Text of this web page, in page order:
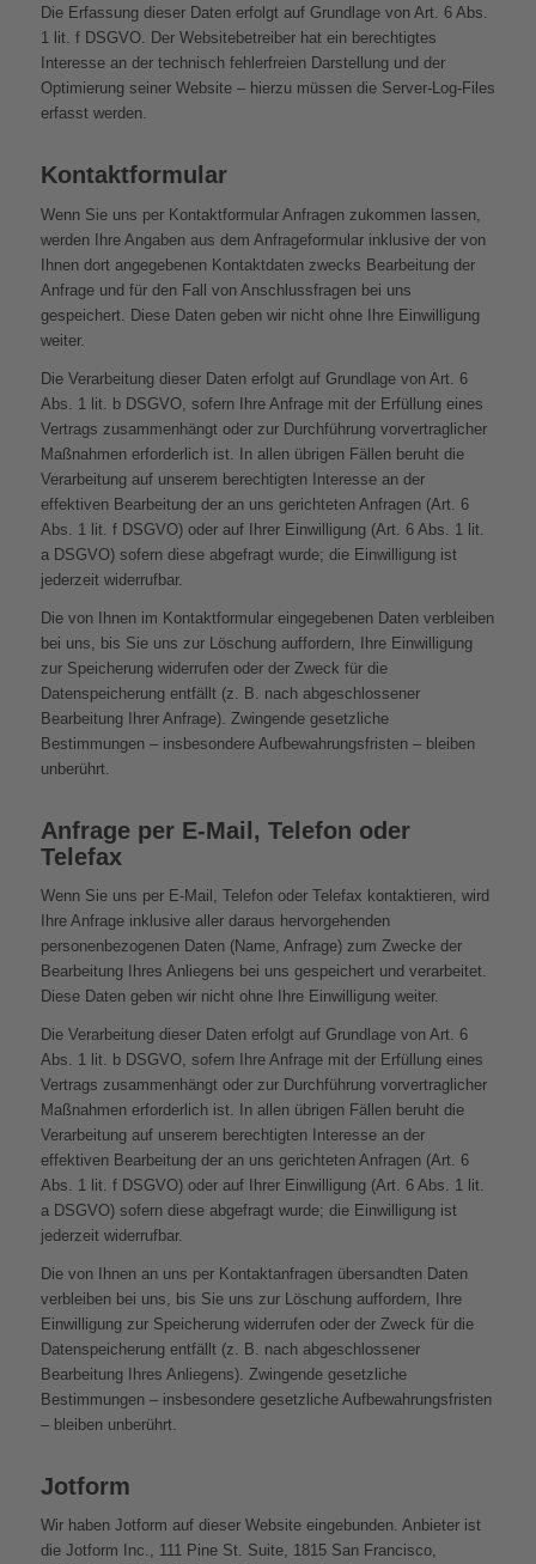
Die Erfassung dieser Daten erfolgt auf Grundlage von Art. 6 Abs.
1 lit. f DSGVO. Der Websitebetreiber hat ein berechtigtes
Interesse an der technisch fehlerfreien Darstellung und der
Optimierung seiner Website – hierzu müssen die Server-Log-Files
erfasst werden.
Kontaktformular
Wenn Sie uns per Kontaktformular Anfragen zukommen lassen,
werden Ihre Angaben aus dem Anfrageformular inklusive der von
Ihnen dort angegebenen Kontaktdaten zwecks Bearbeitung der
Anfrage und für den Fall von Anschlussfragen bei uns
gespeichert. Diese Daten geben wir nicht ohne Ihre Einwilligung
weiter.
Die Verarbeitung dieser Daten erfolgt auf Grundlage von Art. 6
Abs. 1 lit. b DSGVO, sofern Ihre Anfrage mit der Erfüllung eines
Vertrags zusammenhängt oder zur Durchführung vorvertraglicher
Maßnahmen erforderlich ist. In allen übrigen Fällen beruht die
Verarbeitung auf unserem berechtigten Interesse an der
effektiven Bearbeitung der an uns gerichteten Anfragen (Art. 6
Abs. 1 lit. f DSGVO) oder auf Ihrer Einwilligung (Art. 6 Abs. 1 lit.
a DSGVO) sofern diese abgefragt wurde; die Einwilligung ist
jederzeit widerrufbar.
Die von Ihnen im Kontaktformular eingegebenen Daten verbleiben
bei uns, bis Sie uns zur Löschung auffordern, Ihre Einwilligung
zur Speicherung widerrufen oder der Zweck für die
Datenspeicherung entfällt (z. B. nach abgeschlossener
Bearbeitung Ihrer Anfrage). Zwingende gesetzliche
Bestimmungen – insbesondere Aufbewahrungsfristen – bleiben
unberührt.
Anfrage per E-Mail, Telefon oder
Telefax
Wenn Sie uns per E-Mail, Telefon oder Telefax kontaktieren, wird
Ihre Anfrage inklusive aller daraus hervorgehenden
personenbezogenen Daten (Name, Anfrage) zum Zwecke der
Bearbeitung Ihres Anliegens bei uns gespeichert und verarbeitet.
Diese Daten geben wir nicht ohne Ihre Einwilligung weiter.
Die Verarbeitung dieser Daten erfolgt auf Grundlage von Art. 6
Abs. 1 lit. b DSGVO, sofern Ihre Anfrage mit der Erfüllung eines
Vertrags zusammenhängt oder zur Durchführung vorvertraglicher
Maßnahmen erforderlich ist. In allen übrigen Fällen beruht die
Verarbeitung auf unserem berechtigten Interesse an der
effektiven Bearbeitung der an uns gerichteten Anfragen (Art. 6
Abs. 1 lit. f DSGVO) oder auf Ihrer Einwilligung (Art. 6 Abs. 1 lit.
a DSGVO) sofern diese abgefragt wurde; die Einwilligung ist
jederzeit widerrufbar.
Die von Ihnen an uns per Kontaktanfragen übersandten Daten
verbleiben bei uns, bis Sie uns zur Löschung auffordern, Ihre
Einwilligung zur Speicherung widerrufen oder der Zweck für die
Datenspeicherung entfällt (z. B. nach abgeschlossener
Bearbeitung Ihres Anliegens). Zwingende gesetzliche
Bestimmungen – insbesondere gesetzliche Aufbewahrungsfristen
– bleiben unberührt.
Jotform
Wir haben Jotform auf dieser Website eingebunden. Anbieter ist
die Jotform Inc., 111 Pine St. Suite, 1815 San Francisco,